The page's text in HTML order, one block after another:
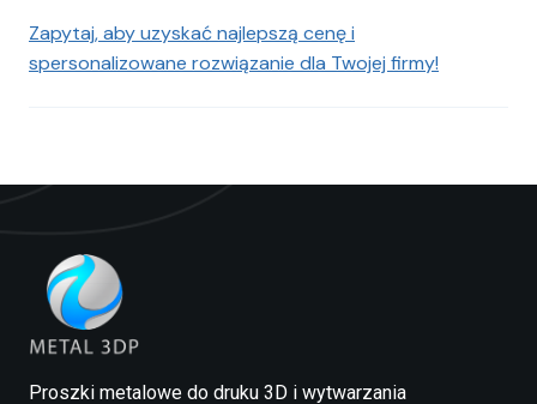
Zapytaj, aby uzyskać najlepszą cenę i
spersonalizowane rozwiązanie dla Twojej firmy!
Proszki metalowe do druku 3D i wytwarzania